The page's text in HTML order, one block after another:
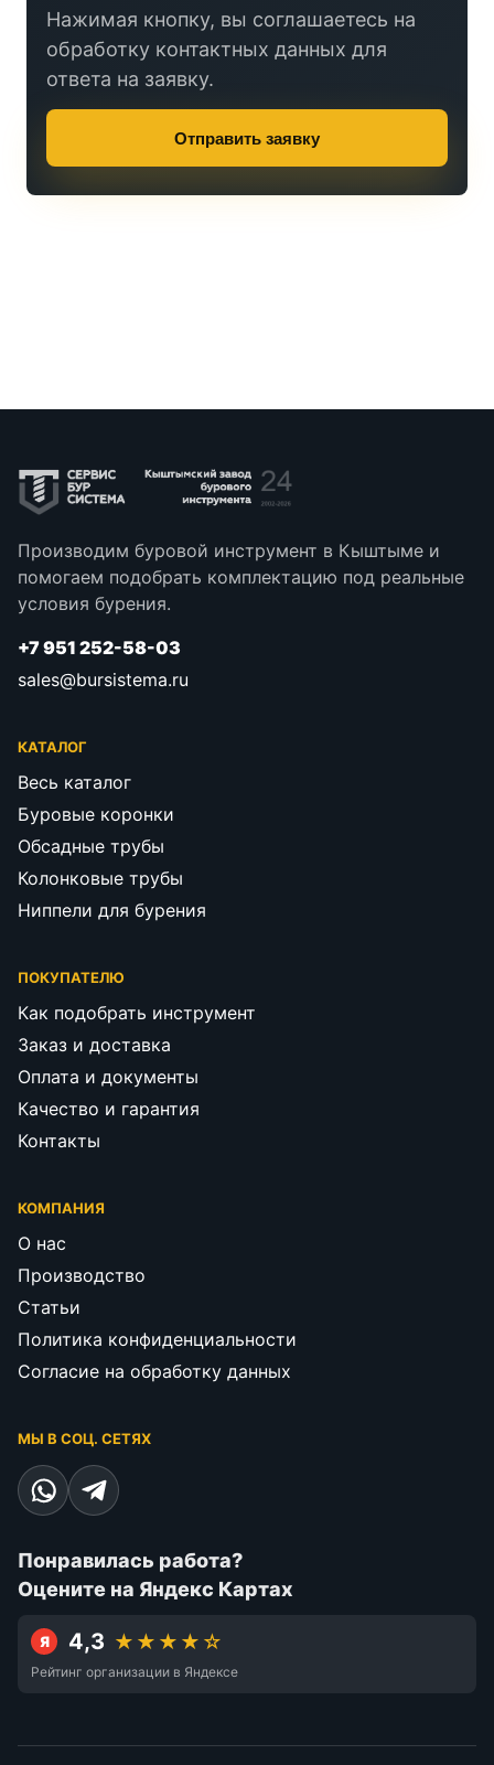
Нажимая кнопку, вы соглашаетесь на
обработку контактных данных для
ответа на заявку.
Отправить заявку
Производим буровой инструмент в Кыштыме и
помогаем подобрать комплектацию под реальные
условия бурения.
+7 951 252-58-03
sales@bursistema.ru
КАТАЛОГ
Весь каталог
Буровые коронки
Обсадные трубы
Колонковые трубы
Ниппели для бурения
ПОКУПАТЕЛЮ
Как подобрать инструмент
Заказ и доставка
Оплата и документы
Качество и гарантия
Контакты
КОМПАНИЯ
О нас
Производство
Статьи
Политика конфиденциальности
Согласие на обработку данных
МЫ В СОЦ. СЕТЯХ
Понравилась работа?
Оцените на Яндекс Картах
Я 4,3 ★★★★☆
Рейтинг организации в Яндексе